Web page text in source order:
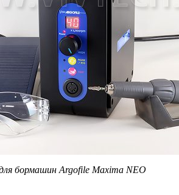
бормашин Argofile Maxima NEO